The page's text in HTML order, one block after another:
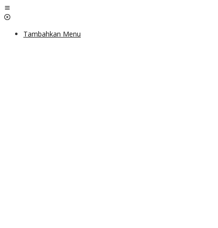
Lewati
ke
Tambahkan Menu